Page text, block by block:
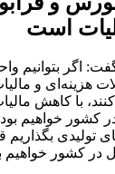
است
اگر بتوانیم
با کاهش
کشور خواهیم
تولیدی
در کشور خواهیم